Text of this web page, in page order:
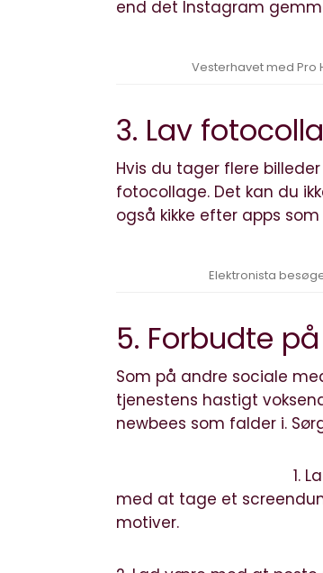
end det Instagram
Vesterhavet med Pro
3. Lav
Hvis du tager flere
fotocollage. Det kan du
også kikke efter apps
Elektronista
5. Forbudte
Som på andre sociale
tjenestens hastigt
newbees som falder i.
1.
med at tage et
motiver.